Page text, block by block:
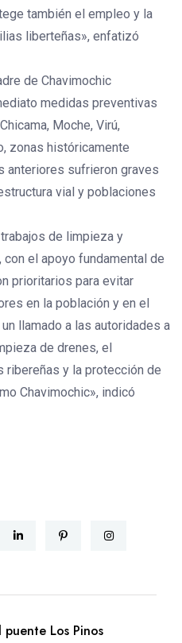
también el empleo y la
liberteñas», enfatizó
de Chavimochic
medidas preventivas
Moche, Virú,
zonas históricamente
anteriores sufrieron graves
vial y poblaciones
de limpieza y
el apoyo fundamental de
prioritarios para evitar
en la población y en el
llamado a las autoridades a
de drenes, el
y la protección de
Chavimochic», indicó
Los Pinos